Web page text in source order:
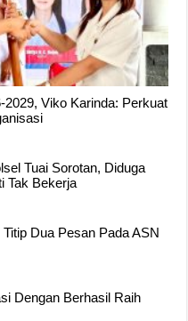
Viko Karinda: Perkuat
Tuai Sorotan, Diduga
Tak Bekerja
Dua Pesan Pada ASN
Dengan Berhasil Raih